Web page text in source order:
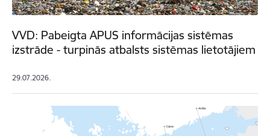
VVD: Pabeigta APUS informācijas sistēmas
izstrāde - turpinās atbalsts sistēmas lietotājiem
29.07.2026.